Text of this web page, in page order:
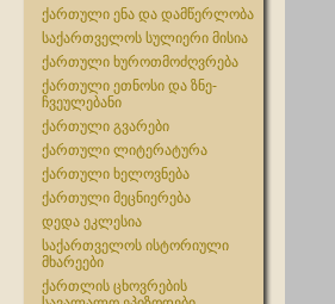
ქართული ენა და დამწერლობა
საქართველოს სულიერი მისია
ქართული ხუროთმოძღვრება
ქართული ეთნოსი და ზნე-
ჩვეულებანი
ქართული გვარები
ქართული ლიტერატურა
ქართული ხელოვნება
ქართული მეცნიერება
დედა ეკლესია
საქართველოს ისტორიული
მხარეები
ქართლის ცხოვრების